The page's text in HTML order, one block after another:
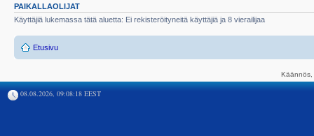
PAIKALLAOLIJAT
Käyttäjiä lukemassa tätä aluetta: Ei rekisteröityneitä käyttäjiä ja 8 vierailijaa
Etusivu
08.08.2026, 09:08:18 EEST